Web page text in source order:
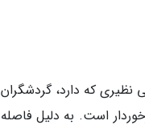
نظیری که دارد، گردشگران
است. به دلیل فاصله